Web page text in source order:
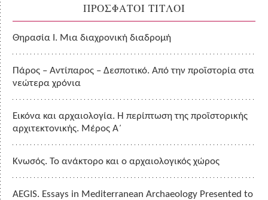
ΠΡΟΣΦΑΤΟΙ ΤΙΤΛΟΙ
Θηρασία Ι. Μια διαχρονική διαδρομή
Πάρος – Αντίπαρος – Δεσποτικό. Από την προϊστορία στα
νεώτερα χρόνια
Εικόνα και αρχαιολογία. Η περίπτωση της προϊστορικής
αρχιτεκτονικής. Μέρος Α΄
Κνωσός. Το ανάκτορο και ο αρχαιολογικός χώρος
AEGIS. Essays in Mediterranean Archaeology Presented to